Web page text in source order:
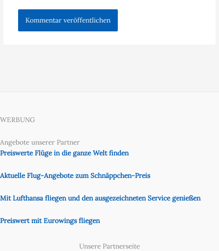
WERBUNG
Angebote unserer Partner
Preiswerte Flüge in die ganze Welt finden
Aktuelle Flug-Angebote zum Schnäppchen-Preis
Mit Lufthansa fliegen und den ausgezeichneten Service genießen
Preiswert mit Eurowings fliegen
Unsere Partnerseite